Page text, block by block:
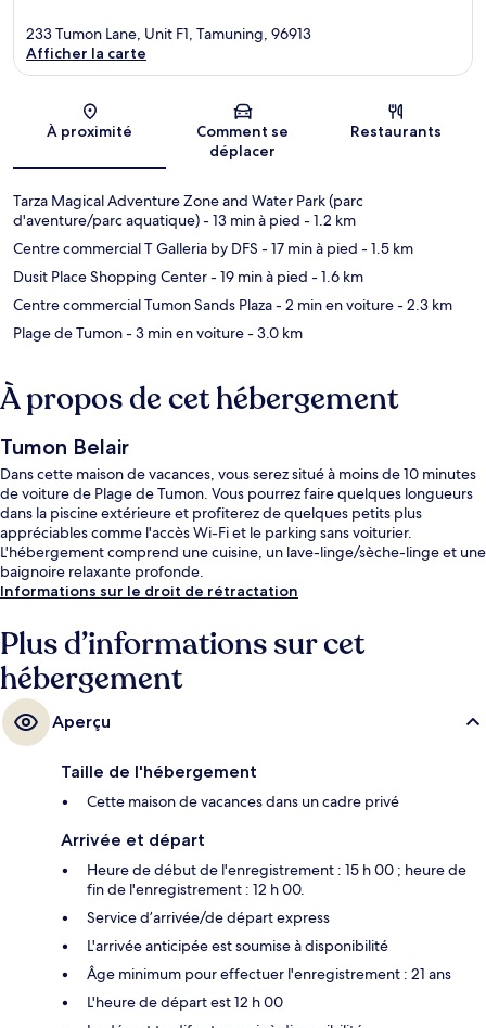
Carte
233 Tumon Lane, Unit F1, Tamuning, 96913
Afficher la carte
À proximité
Comment se
déplacer
Restaurants
Tarza Magical Adventure Zone and Water Park (parc
d'aventure/parc aquatique)- 13 min à pied - 1.2 km
Centre commercial T Galleria by DFS - 17 min à pied - 1.5 km
Dusit Place Shopping Center- 19 min à pied - 1.6 km
Centre commercial Tumon Sands Plaza- 2 min en voiture- 2.3 km
Plage de Tumon- 3 min en voiture- 3.0 km
À propos de cet hébergement
Tumon Belair
Dans cette maison de vacances, vous serez situé à moins de 10 minutes
de voiture de Plage de Tumon. Vous pourrez faire quelques longueurs
dans la piscine extérieure et profiterez de quelques petits plus
appréciables comme l'accès Wi-Fi et le parking sans voiturier.
L'hébergement comprend une cuisine, un lave-linge/sèche-linge et une
baignoire relaxante profonde.
Informations sur le droit de rétractation
Plus d’informations sur cet
hébergement
Aperçu
Taille de l'hébergement
Cette maison de vacances dans un cadre privé
Arrivée et départ
Heure de début de l'enregistrement : 15 h 00 ; heure de
fin de l'enregistrement : 12 h 00.
Service d’arrivée/de départ express
L'arrivée anticipée est soumise à disponibilité
Âge minimum pour effectuer l'enregistrement : 21 ans
L'heure de départ est 12 h 00